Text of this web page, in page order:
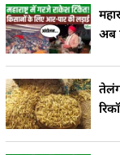
अब